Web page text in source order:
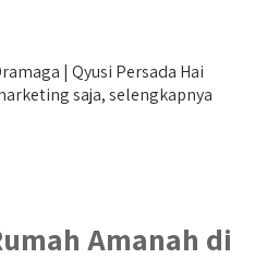
| Qyusi Persada Hai
saja, selengkapnya
Amanah di